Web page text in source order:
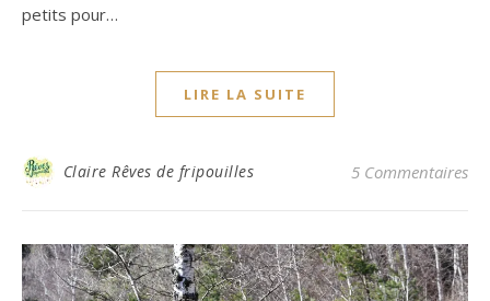
petits pour…
LIRE LA SUITE
Claire Rêves de fripouilles 5 Commentaires